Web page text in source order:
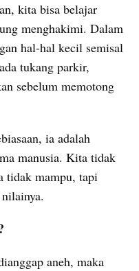
kita bisa belajar
menghakimi. Dalam
hal-hal kecil semisal
tukang parkir,
sebelum memotong
ia adalah
manusia. Kita tidak
tidak mampu, tapi
aneh, maka